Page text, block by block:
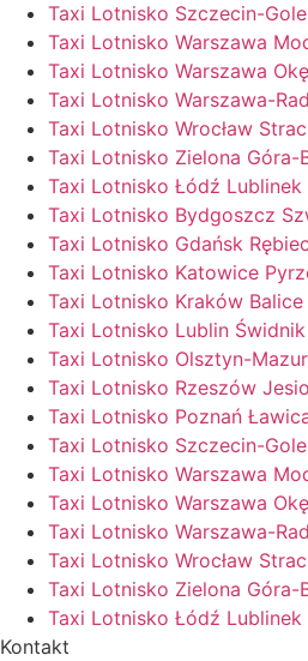
Taxi Lotnisko Szczecin-
Taxi Lotnisko Warszawa
Taxi Lotnisko Warszawa
Taxi Lotnisko Warszawa-
Taxi Lotnisko Wrocław
Taxi Lotnisko Zielona Góra-
Taxi Lotnisko Łódź Lublinek
Taxi Lotnisko Bydgoszcz
Taxi Lotnisko Gdańsk
Taxi Lotnisko Katowice
Taxi Lotnisko Kraków Balice
Taxi Lotnisko Lublin Świdnik
Taxi Lotnisko Olsztyn-
Taxi Lotnisko Rzeszów
Taxi Lotnisko Poznań
Taxi Lotnisko Szczecin-
Taxi Lotnisko Warszawa
Taxi Lotnisko Warszawa
Taxi Lotnisko Warszawa-
Taxi Lotnisko Wrocław
Taxi Lotnisko Zielona Góra-
Taxi Lotnisko Łódź Lublinek
Kontakt